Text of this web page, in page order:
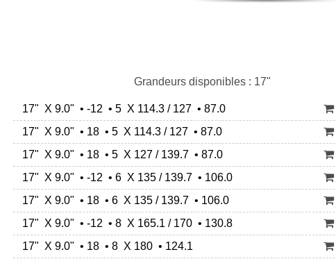
Grandeurs disponibles : 17"
17" X 9.0" • -12 • 5 X 114.3 / 127 • 87.0
17" X 9.0" • 18 • 5 X 114.3 / 127 • 87.0
17" X 9.0" • 18 • 5 X 127 / 139.7 • 87.0
17" X 9.0" • -12 • 6 X 135 / 139.7 • 106.0
17" X 9.0" • 18 • 6 X 135 / 139.7 • 106.0
17" X 9.0" • -12 • 8 X 165.1 / 170 • 130.8
17" X 9.0" • 18 • 8 X 180 • 124.1